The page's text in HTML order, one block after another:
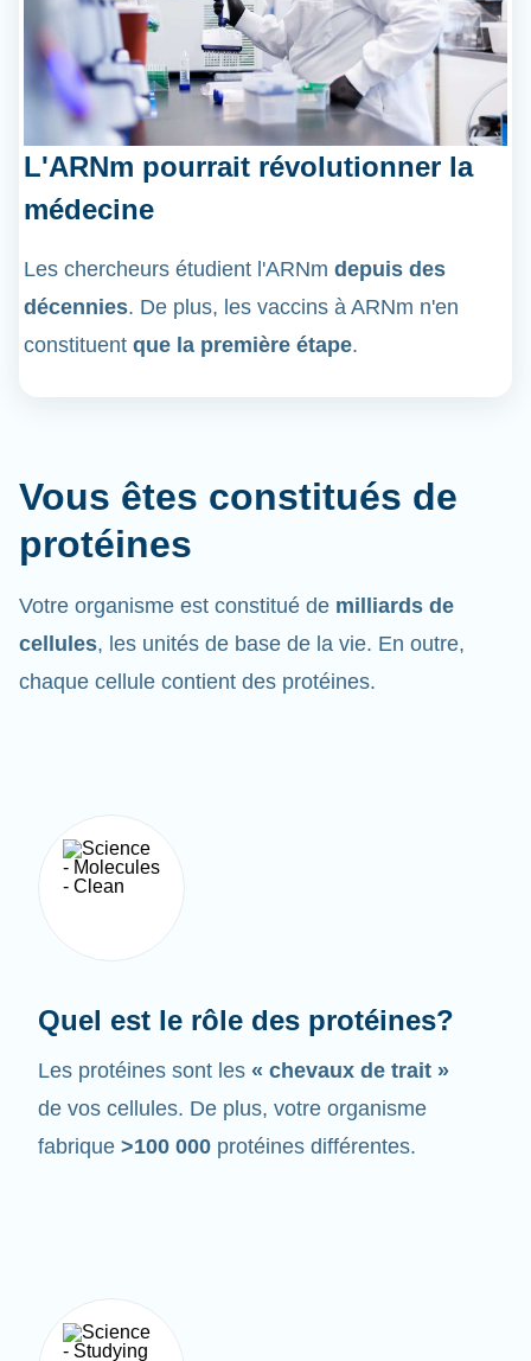
L'ARNm pourrait révolutionner la
médecine
Les chercheurs étudient l'ARNm depuis des
décennies. De plus, les vaccins à ARNm n'en
constituent que la première étape.
Vous êtes constitués de
protéines
Votre organisme est constitué de milliards de
cellules, les unités de base de la vie. En outre,
chaque cellule contient des protéines.
Quel est le rôle des protéines?
Les protéines sont les « chevaux de trait »
de vos cellules. De plus, votre organisme
fabrique >100 000 protéines différentes.